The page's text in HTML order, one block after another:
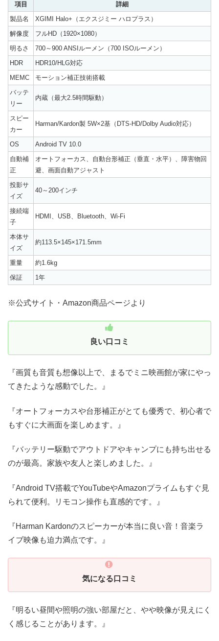
項目
詳細
製品名
XGIMI Halo+（エクスジミー ハロプラス）
解像度
フルHD（1920×1080）
明るさ
700～900 ANSIルーメン（700 ISOルーメン）
HDR
HDR10/HLG対応
MEMC
モーション補正技術搭載
バッテ
リー
内蔵（最大2.5時間駆動）
スピー
カー
Harman/Kardon製 5W×2基（DTS-HD/Dolby Audio対応）
OS
Android TV 10.0
自動補
正
オートフォーカス、自動台形補正（垂直・水平）、障害物回
避、画面自動アジャスト
投影サ
イズ
40～200インチ
接続端
子
HDMI、USB、Bluetooth、Wi-Fi
本体サ
イズ
約113.5×145×171.5mm
重量
約1.6kg
保証
1年
※公式サイト・Amazon商品ページより
良い口コミ
『画質も音質も想像以上で、まるでミニ映画館が家にやっ
てきたような感動でした。』
『オートフォーカスや台形補正がとても優秀で、初心者で
もすぐに大画面を楽しめます。』
『バッテリー駆動でアウトドアやキャンプにも持ち出せる
のが最高。家族や友人と楽しめました。』
『Android TV搭載でYouTubeやAmazonプライムもすぐ見
られて便利。リモコン操作も直感的です。』
『Harman Kardonのスピーカーが本当に良い音！音楽ラ
イブ映像も迫力満点です。』
気になる口コミ
『明るい昼間や照明の強い部屋だと、やや映像が見えにく
く感じることがあります。』